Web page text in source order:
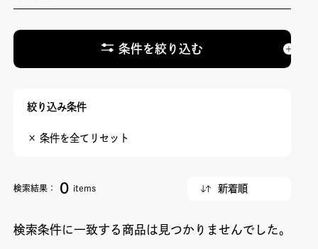
条件を絞り込む
絞り込み条件
× 条件を全てリセット
検索結果： 0 items
検索条件に一致する商品は見つかりませんでした。